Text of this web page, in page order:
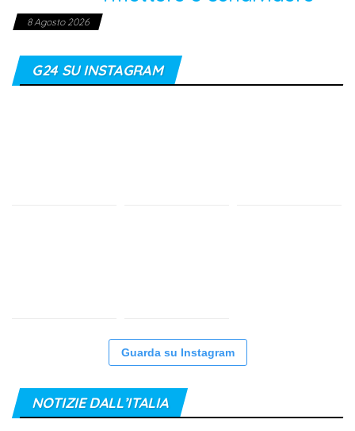
8 Agosto 2026
G24 SU INSTAGRAM
Guarda su Instagram
NOTIZIE DALL’ITALIA